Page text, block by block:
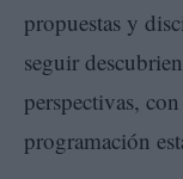
propuestas y
seguir
perspectivas,
programación